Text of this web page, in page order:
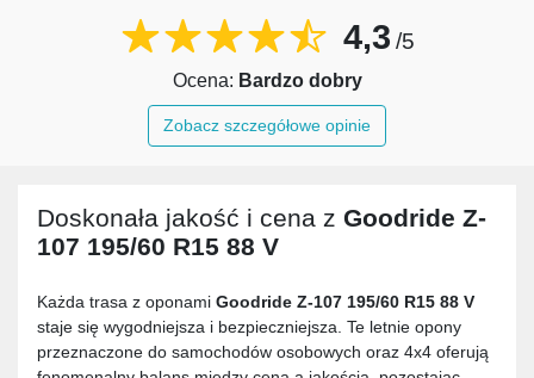
4,3 /5
Ocena: Bardzo dobry
Zobacz szczegółowe opinie
Doskonała jakość i cena z Goodride Z-
107 195/60 R15 88 V
Każda trasa z oponami Goodride Z-107 195/60 R15 88 V
staje się wygodniejsza i bezpieczniejsza. Te letnie opony
przeznaczone do samochodów osobowych oraz 4x4 oferują